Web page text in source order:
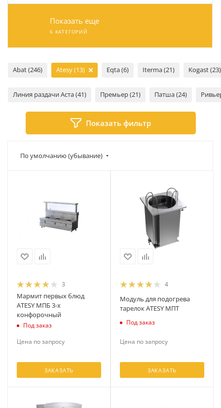
Показать еще
6 КАТЕГОРИЙ
Abat (246) Atesy (13) Eqta (6) Iterma (21) Kogast (23)
Линия раздачи Аста (41) Премьер (21) Патша (24)
Показать фильтр
По умолчанию (убывание)
3
Мармит первых блюд
ATESY МПБ 3-х
конфорочный
Под заказ
Цена по запросу
ЗАКАЗАТЬ
4
Модуль для подогрева
тарелок ATESY МПТ
Под заказ
Цена по запросу
ЗАКАЗАТЬ